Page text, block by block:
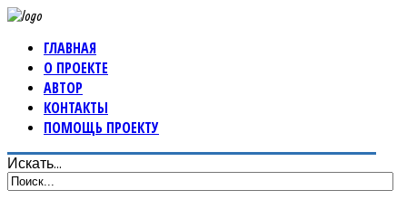
ГЛАВНАЯ
О ПРОЕКТЕ
АВТОР
КОНТАКТЫ
ПОМОЩЬ ПРОЕКТУ
Искать...